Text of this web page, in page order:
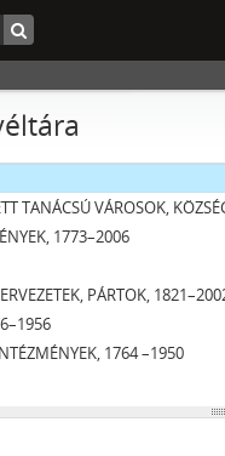
TANÁCSÚ VÁROSOK,
1773–2006
PÁRTOK,
1764 –1950